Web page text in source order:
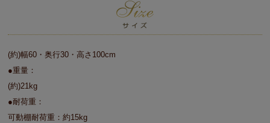
(約)幅60・奥行30・高さ100cm
●重量：
(約)21kg
●耐荷重：
可動棚耐荷重：約15kg